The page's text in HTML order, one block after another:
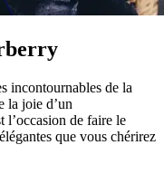
incontournables de la
la joie d’un
l’occasion de faire le
que vous chérirez